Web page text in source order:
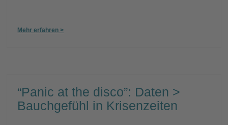
Mehr erfahren >
“Panic at the disco”: Daten >
Bauchgefühl in Krisenzeiten